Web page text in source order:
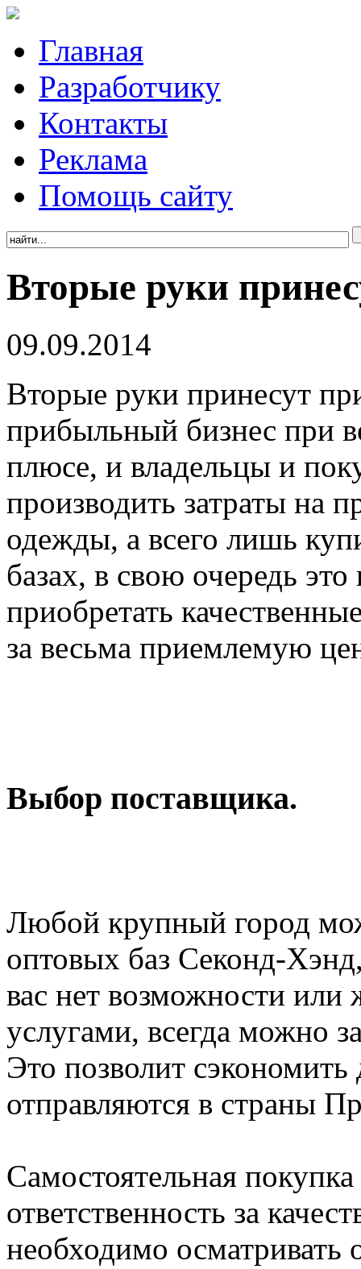
Главная
Разработчику
Контакты
Реклама
Помощь сайту
Вторые руки
09.09.2014
Вторые руки принесут
прибыльный бизнес при
плюсе, и владельцы и
производить затраты на
одежды, а всего лишь
базах, в свою очередь
приобретать
за весьма приемлемую
Выбор поставщика.
Любой крупный город
оптовых баз Секонд-
вас нет возможности или
услугами, всегда можно
Это позволит сэкономить
отправляются в страны
Самостоятельная покупка
ответственность за
необходимо осматривать